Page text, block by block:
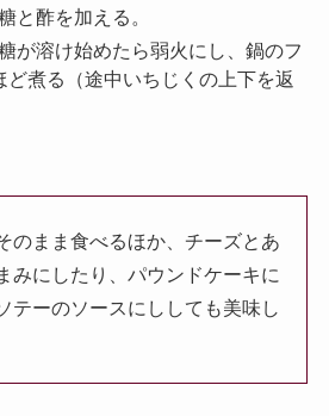
と酢を加える。
が溶け始めたら弱火にし、鍋のフ
ど煮る（途中いちじくの上下を返
のまま食べるほか、チーズとあ
みにしたり、パウンドケーキに
テーのソースにししても美味し